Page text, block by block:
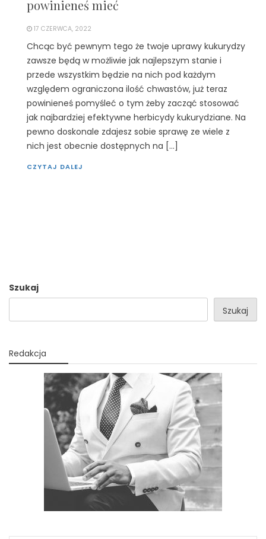
powinieneś mieć
17 CZERWCA, 2022
Chcąc być pewnym tego że twoje uprawy kukurydzy
zawsze będą w możliwie jak najlepszym stanie i
przede wszystkim będzie na nich pod każdym
względem ograniczona ilość chwastów, już teraz
powinieneś pomyśleć o tym żeby zacząć stosować
jak najbardziej efektywne herbicydy kukurydziane. Na
pewno doskonale zdajesz sobie sprawę ze wiele z
nich jest obecnie dostępnych na […]
CZYTAJ DALEJ
Szukaj
Szukaj
Redakcja